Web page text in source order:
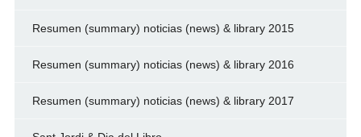
Resumen (summary) noticias (news) & library 2015
Resumen (summary) noticias (news) & library 2016
Resumen (summary) noticias (news) & library 2017